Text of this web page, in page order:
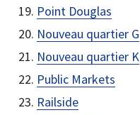
Point Douglas
Nouveau quartier G
Nouveau quartier K
Public Markets
Railside